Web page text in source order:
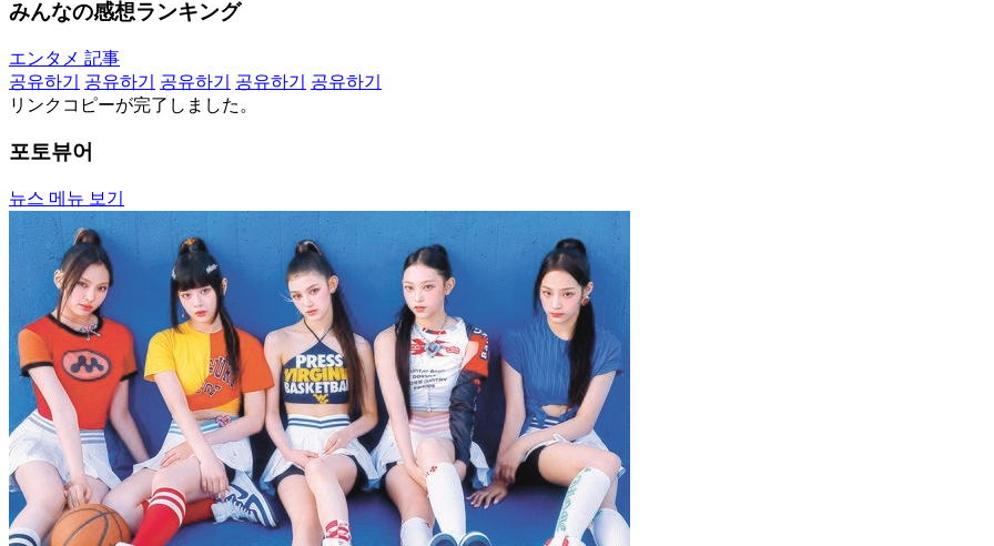
みんなの感想ランキング
エンタメ 記事
공유하기
공유하기 공유하기 공유하기
공유하기
リンクコピーが完了しました。
포토뷰어
뉴스 메뉴 보기